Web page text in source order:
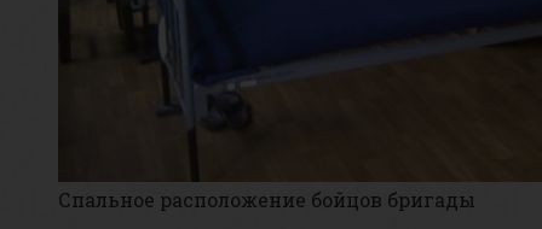
Спальное расположение бойцов бригады